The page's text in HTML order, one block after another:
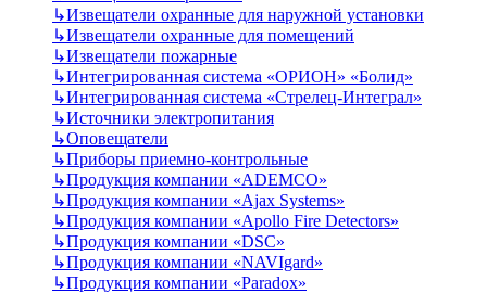
↳Извещатели охранные для наружной установки
↳Извещатели охранные для помещений
↳Извещатели пожарные
↳Интегрированная система «ОРИОН» «Болид»
↳Интегрированная система «Стрелец-Интеграл»
↳Источники электропитания
↳Оповещатели
↳Приборы приемно-контрольные
↳Продукция компании «ADEMCO»
↳Продукция компании «Ajax Systems»
↳Продукция компании «Apollo Fire Detectors»
↳Продукция компании «DSC»
↳Продукция компании «NAVIgard»
↳Продукция компании «Paradox»